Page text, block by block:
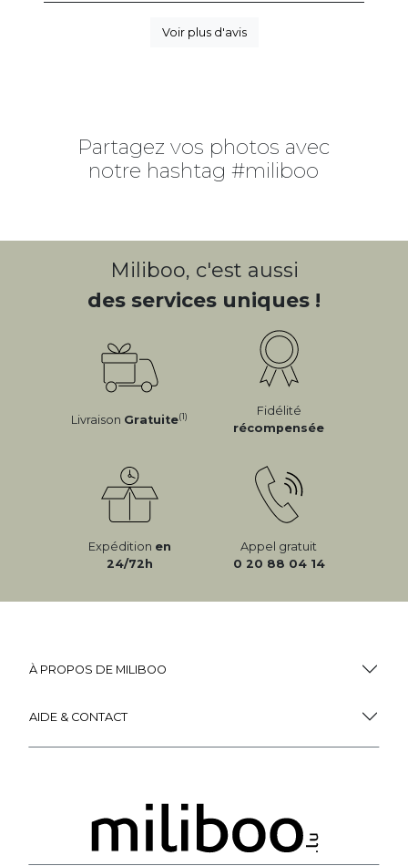
Voir plus d'avis
Partagez vos photos avec
notre hashtag #miliboo
Miliboo, c'est aussi
des services uniques !
Livraison Gratuite(1)
Fidélité
récompensée
Expédition en
24/72h
Appel gratuit
0 20 88 04 14
À PROPOS DE MILIBOO
AIDE & CONTACT